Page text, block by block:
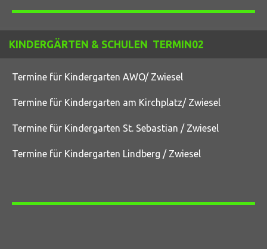
KINDERGÄRTEN & SCHULEN TERMIN02
Termine für Kindergarten AWO/ Zwiesel
Termine für Kindergarten am Kirchplatz/ Zwiesel
Termine für Kindergarten St. Sebastian / Zwiesel
Termine für Kindergarten Lindberg / Zwiesel